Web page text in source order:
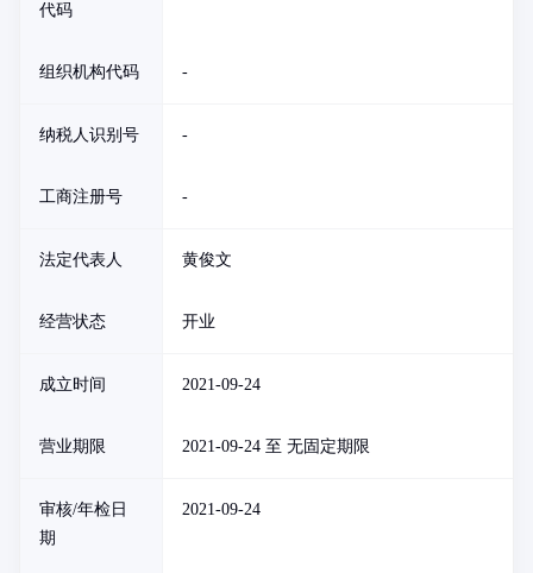
代码
组织机构代码 -
纳税人识别号 -
工商注册号 -
法定代表人 黄俊文
经营状态 开业
成立时间 2021-09-24
营业期限 2021-09-24 至 无固定期限
审核/年检日
期
2021-09-24